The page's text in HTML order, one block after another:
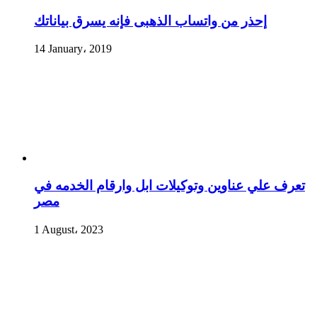
إحذر من واتساب الذهبى فإنه يسرق بياناتك
14 January، 2019
تعرف علي عناوين وتوكيلات ابل وارقام الخدمه في
مصر
1 August، 2023